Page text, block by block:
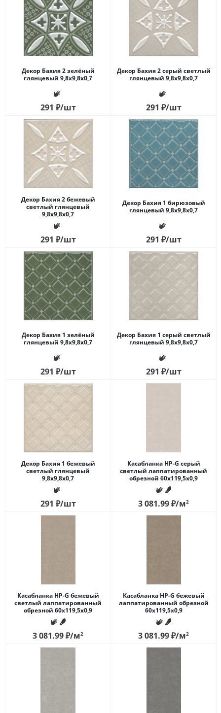
Декор Бахия 2 зелёный
глянцевый 9,8x9,8x0,7
291 ₽/шт
Декор Бахия 2 серый светлый
глянцевый 9,8x9,8x0,7
291 ₽/шт
Декор Бахия 2 бежевый
светлый глянцевый
9,8x9,8x0,7
291 ₽/шт
Декор Бахия 1 бирюзовый
глянцевый 9,8x9,8x0,7
291 ₽/шт
Декор Бахия 1 зелёный
глянцевый 9,8x9,8x0,7
291 ₽/шт
Декор Бахия 1 серый светлый
глянцевый 9,8x9,8x0,7
291 ₽/шт
Декор Бахия 1 бежевый
светлый глянцевый
9,8x9,8x0,7
291 ₽/шт
Касабланка HP-G серый
светлый лаппатированный
обрезной 60x119,5x0,9
3 081.99₽/м2
Касабланка HP-G бежевый
светлый лаппатированный
обрезной 60x119,5x0,9
3 081.99₽/м2
Касабланка HP-G бежевый
лаппатированный обрезной
60x119,5x0,9
3 081.99₽/м2